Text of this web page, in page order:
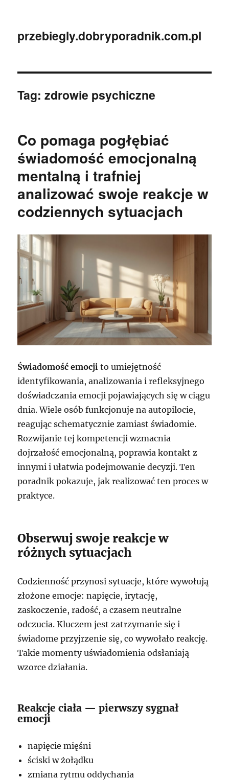
przebiegly.dobryporadnik.com.pl
Tag:zdrowie psychiczne
Co pomaga pogłębiać
świadomość emocjonalną
mentalną i trafniej
analizować swoje reakcje w
codziennych sytuacjach
Świadomość emocji to umiejętność
identyfikowania, analizowania i refleksyjnego
doświadczania emocji pojawiających się w ciągu
dnia. Wiele osób funkcjonuje na autopilocie,
reagując schematycznie zamiast świadomie.
Rozwijanie tej kompetencji wzmacnia
dojrzałość emocjonalną, poprawia kontakt z
innymi i ułatwia podejmowanie decyzji. Ten
poradnik pokazuje, jak realizować ten proces w
praktyce.
Obserwuj swoje reakcje w
różnych sytuacjach
Codzienność przynosi sytuacje, które wywołują
złożone emocje: napięcie, irytację,
zaskoczenie, radość, a czasem neutralne
odczucia. Kluczem jest zatrzymanie się i
świadome przyjrzenie się, co wywołało reakcję.
Takie momenty uświadomienia odsłaniają
wzorce działania.
Reakcje ciała — pierwszy sygnał
emocji
napięcie mięśni
ściski w żołądku
zmiana rytmu oddychania